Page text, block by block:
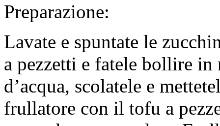
Preparazione:
Lavate e spuntate le
a pezzetti e fatele bollire in
d’acqua, scolatele e
frullatore con il tofu a